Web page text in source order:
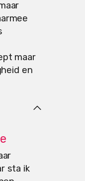
maar
en
sta ik